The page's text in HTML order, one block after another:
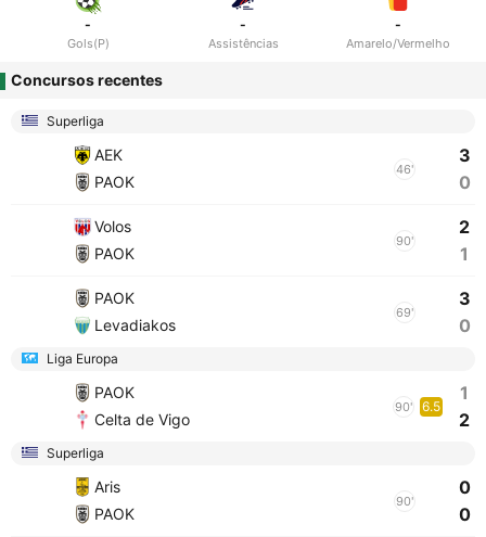
-
Gols(P)
-
Assistências
-
Amarelo/Vermelho
Concursos recentes
Superliga
AEK
PAOK
46'
3
0
Volos
PAOK
90'
2
1
PAOK
Levadiakos
69'
3
0
Liga Europa
PAOK
Celta de Vigo
90' 6.5
1
2
Superliga
Aris
PAOK
90'
0
0